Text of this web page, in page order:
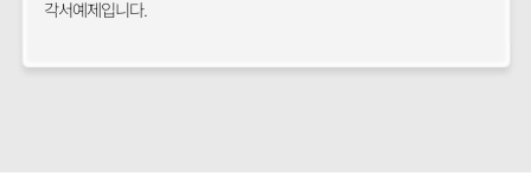
각서예제입니다.